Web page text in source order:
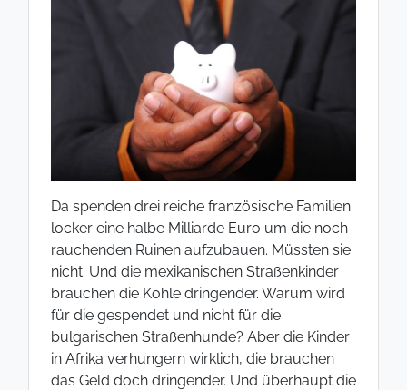
Da spenden drei reiche französische Familien
locker eine halbe Milliarde Euro um die noch
rauchenden Ruinen aufzubauen. Müssten sie
nicht. Und die mexikanischen Straßenkinder
brauchen die Kohle dringender. Warum wird
für die gespendet und nicht für die
bulgarischen Straßenhunde? Aber die Kinder
in Afrika verhungern wirklich, die brauchen
das Geld doch dringender. Und überhaupt die